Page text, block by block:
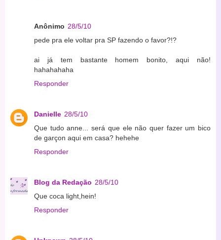
Anônimo 28/5/10
pede pra ele voltar pra SP fazendo o favor?!?
ai já tem bastante homem bonito, aqui não!
hahahahaha
Responder
Danielle 28/5/10
Que tudo anne... será que ele não quer fazer um bico
de garçon aqui em casa? hehehe
Responder
Blog da Redação 28/5/10
Que coca light,hein!
Responder